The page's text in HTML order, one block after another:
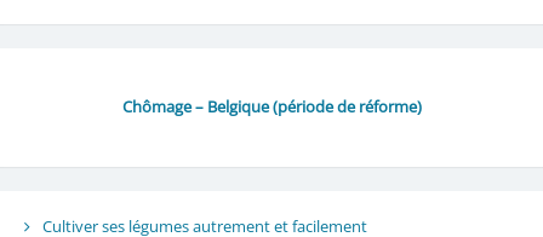
Chômage – Belgique (période de réforme)
Cultiver ses légumes autrement et facilement